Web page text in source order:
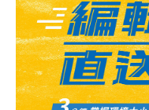
婚紗照拍攝選鄰近景點
地點選在距離大眾運輸
裝，改採步行、騎自行
食材應以在地農特產為
竹科工程師的劉先生與
毯，他對於綠色婚禮的